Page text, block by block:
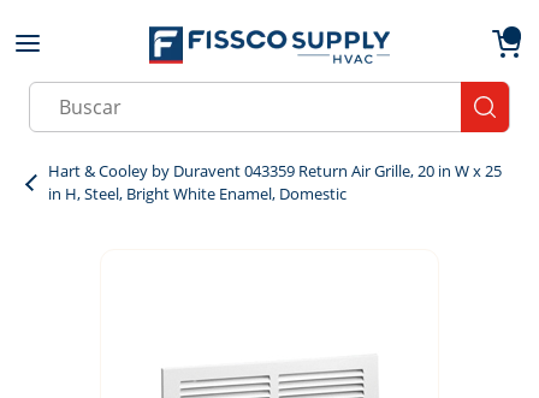
Skip to main content
Site Search
Hart & Cooley by Duravent 043359 Return Air Grille, 20 in W x 25
in H, Steel, Bright White Enamel, Domestic